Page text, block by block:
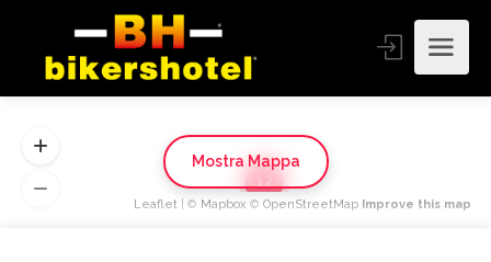
12
Leaflet | © Mapbox © OpenStreetMap Improve this map
Mostra Mappa